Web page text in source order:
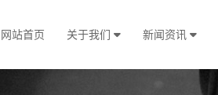
网站首页 关于我们 新闻资讯